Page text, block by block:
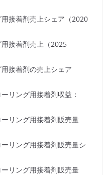
接着剤売上シェア（2020
接着剤売上（2025
接着剤の売上シェア
リング用接着剤収益：
リング用接着剤販売量
リング用接着剤販売量シ
リング用接着剤販売量